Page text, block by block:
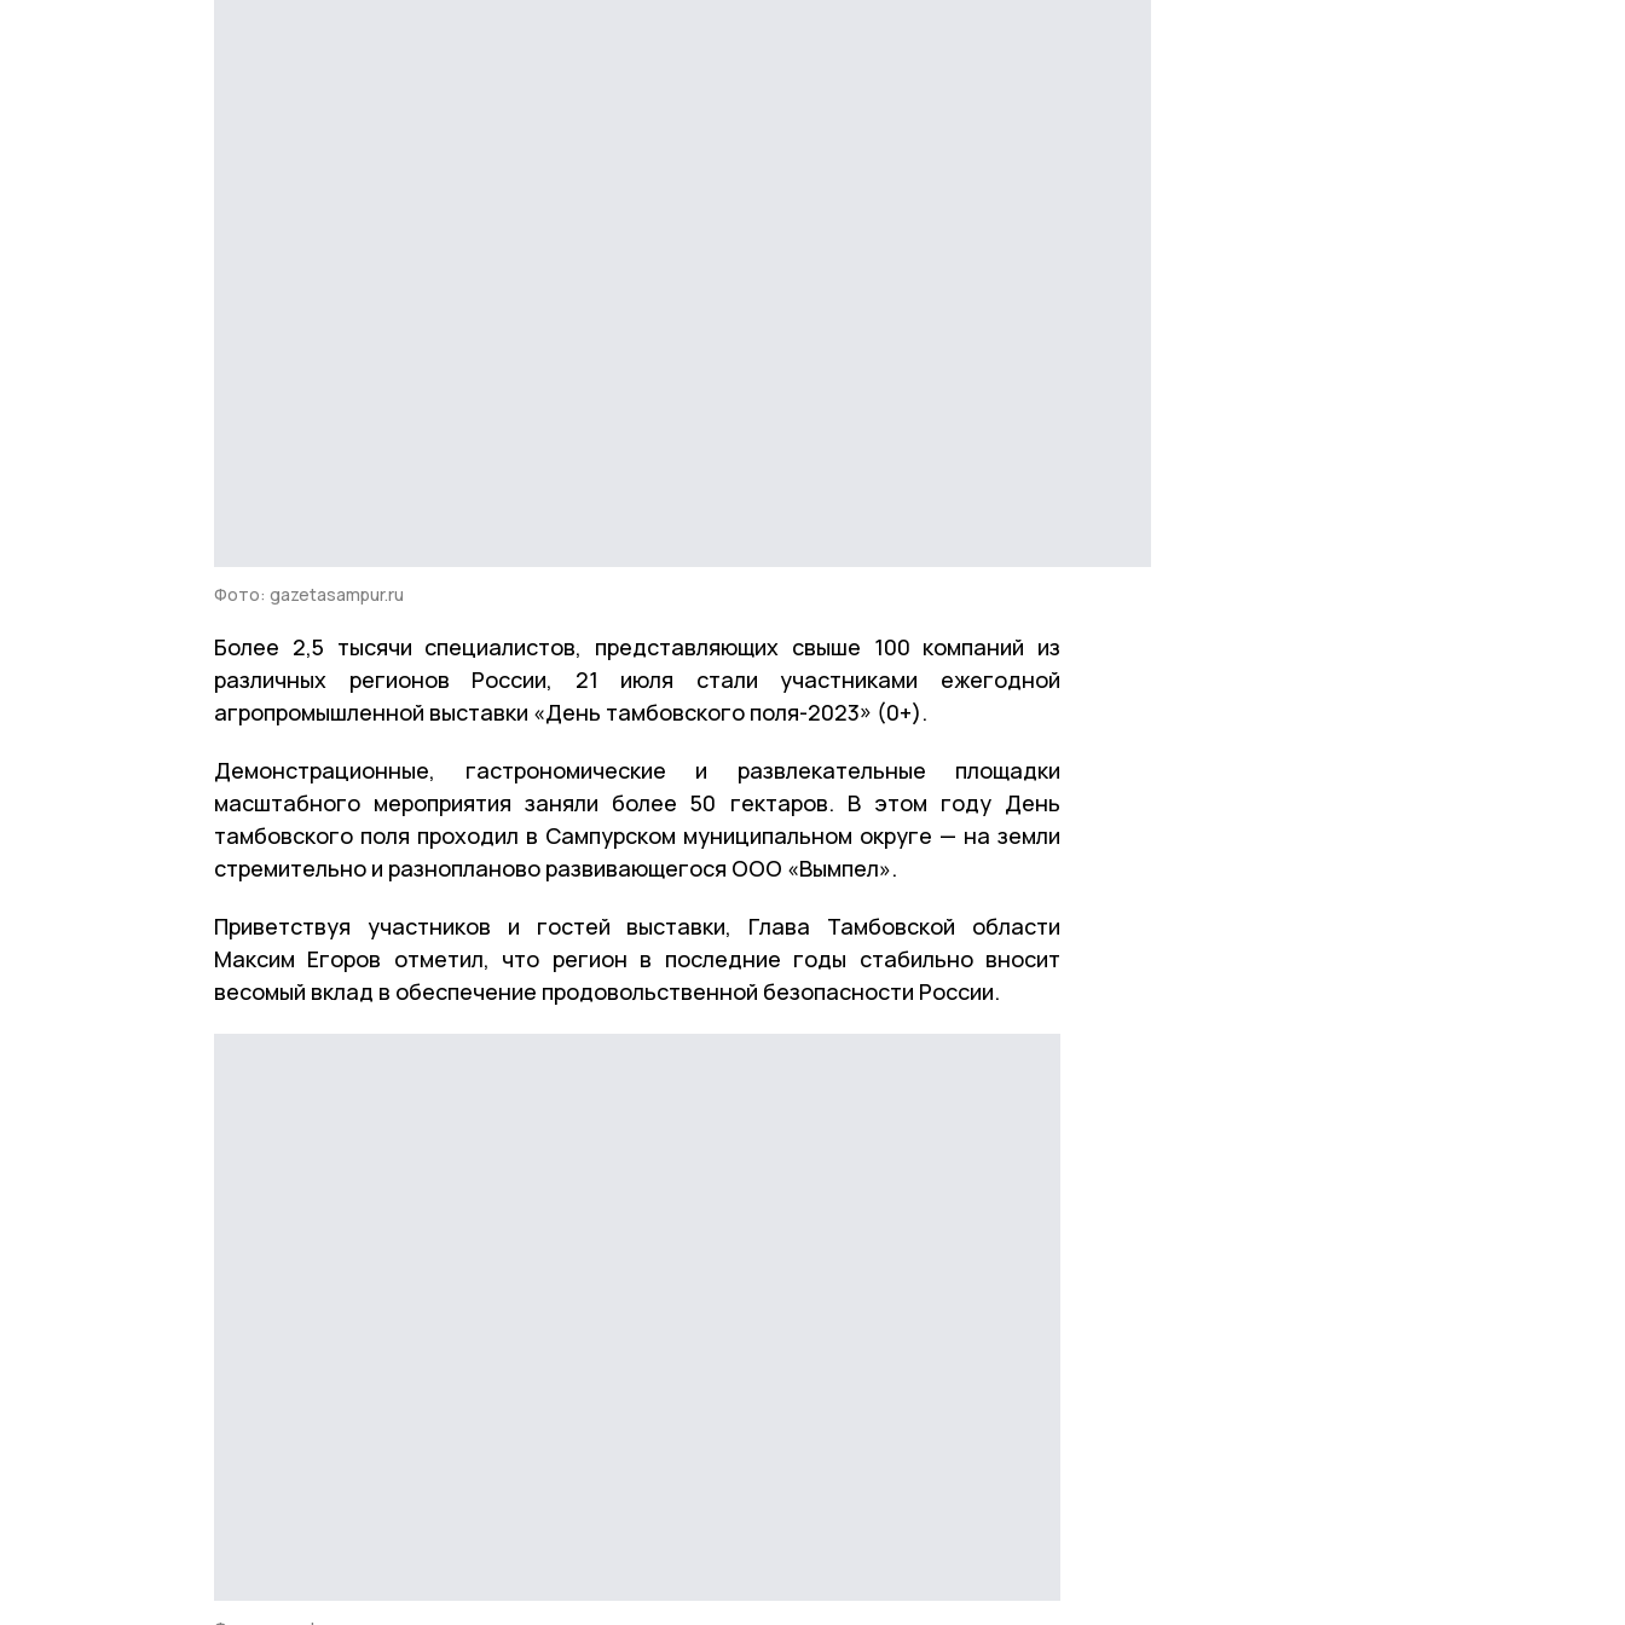
Фото: gazetasampur.ru
Более 2,5 тысячи специалистов, представляющих свыше 100 компаний из
различных регионов России, 21 июля стали участниками ежегодной
агропромышленной выставки «День тамбовского поля-2023» (0+).
Демонстрационные, гастрономические и развлекательные площадки
масштабного мероприятия заняли более 50 гектаров. В этом году День
тамбовского поля проходил в Сампурском муниципальном округе — на земли
стремительно и разнопланово развивающегося ООО «Вымпел».
Приветствуя участников и гостей выставки, Глава Тамбовской области
Максим Егоров отметил, что регион в последние годы стабильно вносит
весомый вклад в обеспечение продовольственной безопасности России.